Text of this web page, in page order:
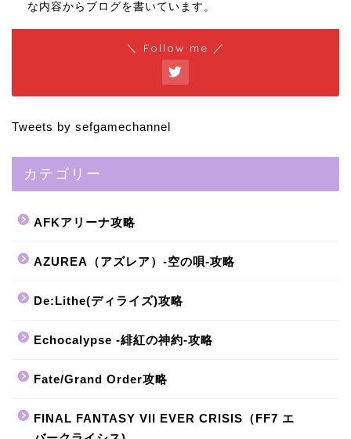
な内容からブログを書いています。
＼ Follow me ／
Tweets by sefgamechannel
カテゴリー
AFKアリーナ攻略
AZUREA（アズレア）-空の唄-攻略
De:Lithe(ディライズ)攻略
Echocalypse -緋紅の神約-攻略
Fate/Grand Order攻略
FINAL FANTASY VII EVER CRISIS（FF7 エ